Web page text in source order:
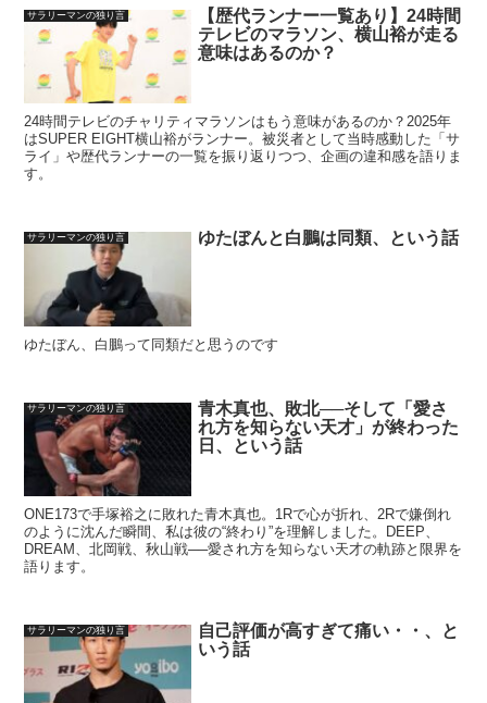
サラリーマンの独り言
【歴代ランナー一覧あり】24時間
テレビのマラソン、横山裕が走る
意味はあるのか？
24時間テレビのチャリティマラソンはもう意味があるのか？2025年
はSUPER EIGHT横山裕がランナー。被災者として当時感動した「サ
ライ」や歴代ランナーの一覧を振り返りつつ、企画の違和感を語りま
す。
サラリーマンの独り言 ゆたぼんと白鵬は同類、という話
ゆたぼん、白鵬って同類だと思うのです
サラリーマンの独り言
青木真也、敗北──そして「愛さ
れ方を知らない天才」が終わった
日、という話
ONE173で手塚裕之に敗れた青木真也。1Rで心が折れ、2Rで嫌倒れ
のように沈んだ瞬間、私は彼の“終わり”を理解しました。DEEP、
DREAM、北岡戦、秋山戦──愛され方を知らない天才の軌跡と限界を
語ります。
サラリーマンの独り言
自己評価が高すぎて痛い・・、と
いう話